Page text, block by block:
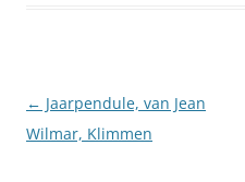
Berichtnavigatie
← Jaarpendule, van Jean
Wilmar, Klimmen